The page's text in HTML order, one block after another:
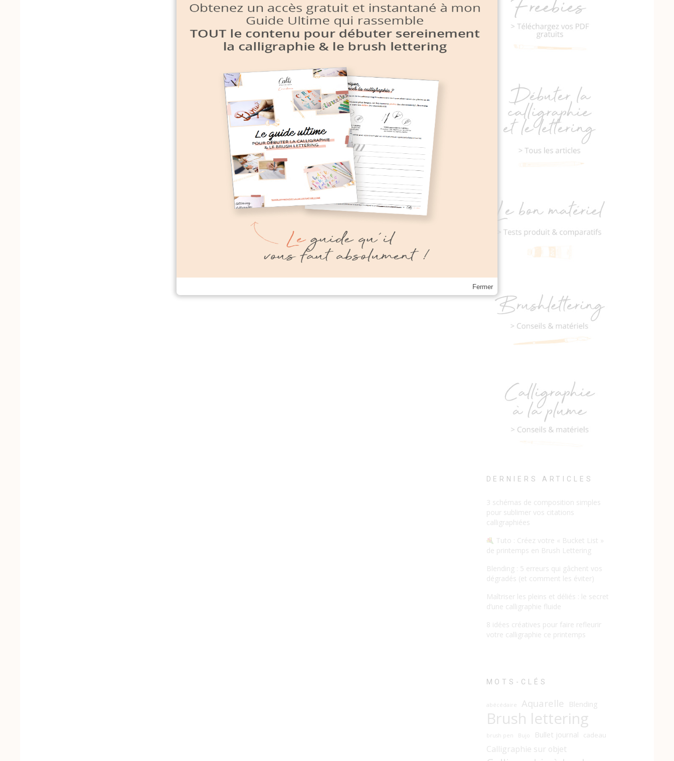
DERNIERS ARTICLES
3 schémas de composition simples
pour sublimer vos citations
calligraphiées
Tuto : Créez votre « Bucket List »
de printemps en Brush Lettering
Blending : 5 erreurs qui gâchent vos
dégradés (et comment les éviter)
Maîtriser les pleins et déliés : le secret
d’une calligraphie fluide
8 idées créatives pour faire refleurir
votre calligraphie ce printemps
MOTS-CLÉS
abécédaire Aquarelle Blending
Brush lettering
brush pen Bujo Bullet journal cadeau
Calligraphie sur objet
Fermer